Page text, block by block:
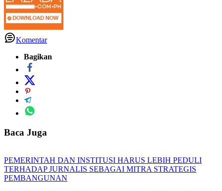
Komentar
Bagikan
Baca Juga
PEMERINTAH DAN INSTITUSI HARUS LEBIH PEDULI
TERHADAP JURNALIS SEBAGAI MITRA STRATEGIS
PEMBANGUNAN